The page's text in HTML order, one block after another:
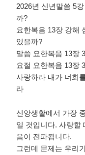
2026년 신년말씀5
까?
요한복음 13장 강해
있을까?
말씀 요한복음 13장
요절 요한복음 13장
사랑하라 내가 너희
라
신앙생활에서 가장
일 것입니다.사랑할
음이 전파됩니다.
그런데 문제는 우리